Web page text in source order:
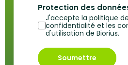
Protection des
J'accepte la politique de
confidentialité et les
d'utilisation de Biorius.
Soumettre